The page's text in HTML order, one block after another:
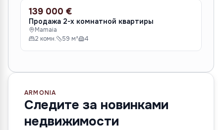
ПРОДАЖА
139 000 €
Продажа 2-х комнатной квартиры
Mamaia
2 комн.
59 м² 4
ARMONIA
Следите за новинками
недвижимости